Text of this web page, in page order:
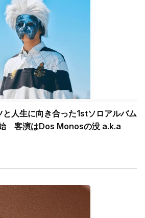
人生に向き合った1stソロアルバム
始 客演はDos Monosの没 a.k.a